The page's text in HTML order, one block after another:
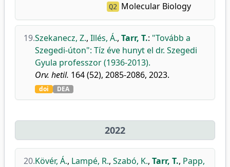
Q2 Molecular Biology
19.Szekanecz, Z., Illés, Á., Tarr, T.: "Tovább a
Szegedi-úton": Tíz éve hunyt el dr. Szegedi
Gyula professzor (1936-2013).
Orv. hetil. 164 (52), 2085-2086, 2023.
doi DEA
2022
20.Kövér, Á., Lampé, R., Szabó, K., Tarr, T., Papp,